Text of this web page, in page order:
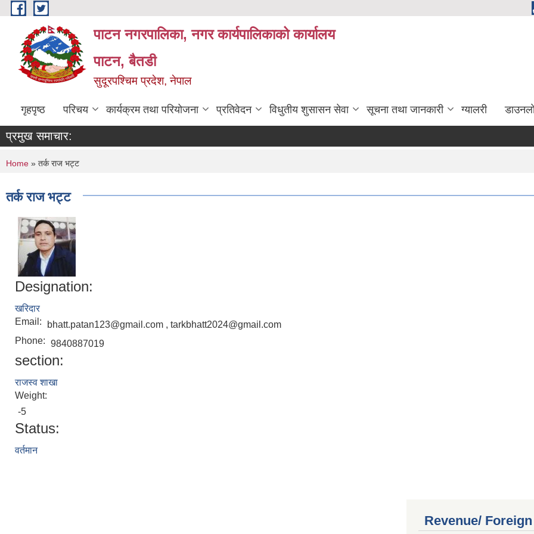
Skip to main content
पाटन नगरपालिका, नगर कार्यपालिकाको कार्यालय
पाटन, बैतडी
सुदूरपश्चिम प्रदेश, नेपाल
गृहपृष्ठ परिचय कार्यक्रम तथा परियोजना प्रतिवेदन विधुतीय शुसासन सेवा सूचना तथा जानकारी ग्यालरी
प्रमुख समाचार:
You are here
Home » तर्क राज भट्ट
तर्क राज भट्ट
Designation:
खरिदार
Email:
bhatt.patan123@gmail.com , tarkbhatt2024@gmail.com
Phone: 9840887019
section:
राजस्व शाखा
Weight:
-5
Status:
वर्तमान
Revenue/